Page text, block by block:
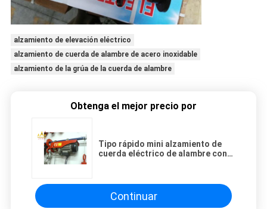
alzamiento de elevación eléctrico
alzamiento de cuerda de alambre de acero inoxidable
alzamiento de la grúa de la cuerda de alambre
Obtenga el mejor precio por
Tipo rápido mini alzamiento de
cuerda eléctrico de alambre con
Continuar